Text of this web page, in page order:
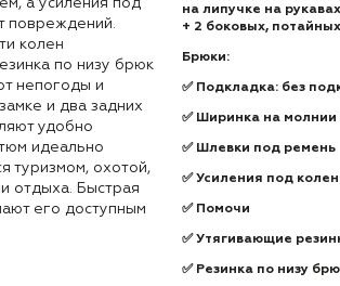
а усиления под
повреждений.
колен
по низу брюк
непогоды и
и два задних
удобно
идеально
туризмом, охотой,
отдыха. Быстрая
его доступным
на липучке на
+ 2 боковых,
Брюки:
✅ Подкладка: без
✅ Ширинка на молнии
✅ Шлевки под ремень
✅ Усиления под
✅ Помочи
✅ Утягивающие
✅ Резинка по низу